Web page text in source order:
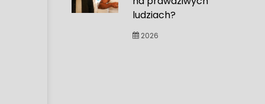
ludziach?
2026